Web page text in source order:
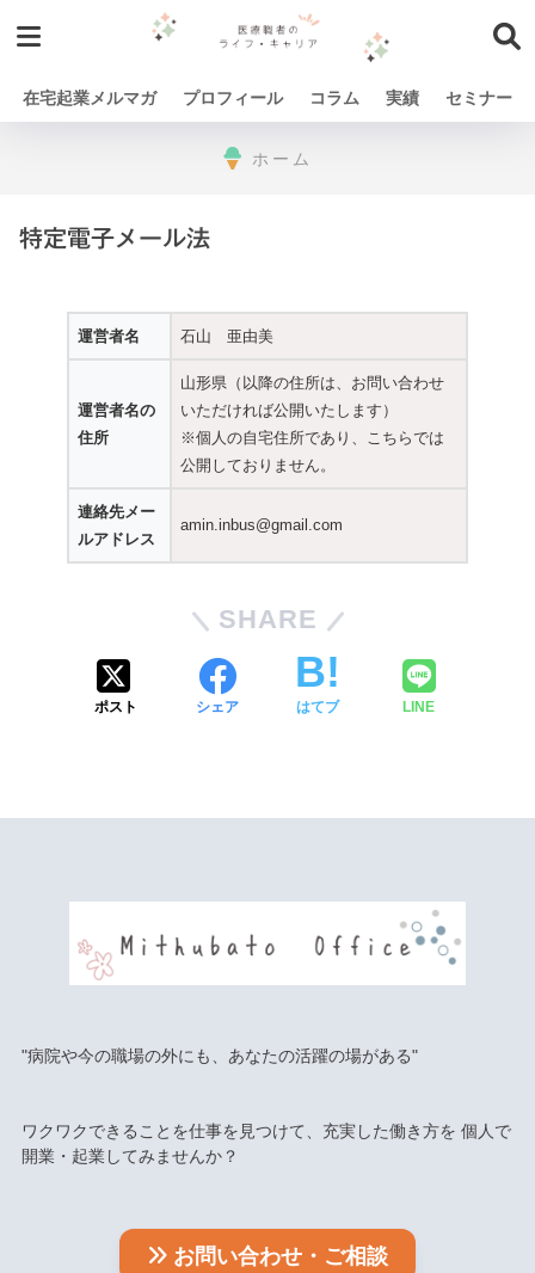
在宅起業メルマガ プロフィール コラム 実績 セミナー
ホーム
特定電子メール法
運営者名 石山 亜由美
運営者名の
住所
山形県（以降の住所は、お問い合わせ
いただければ公開いたします）
※個人の自宅住所であり、こちらでは
公開しておりません。
連絡先メー
ルアドレス
amin.inbus@gmail.com
SHARE
ポスト シェア はてブ LINE
"病院や今の職場の外にも、あなたの活躍の場がある"
ワクワクできることを仕事を見つけて、充実した働き方を 個人で
開業・起業してみませんか？
お問い合わせ・ご相談